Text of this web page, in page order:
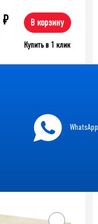
₽ В корзину
Купить в 1 клик
WhatsApp